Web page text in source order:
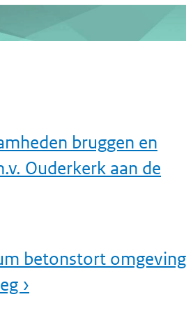
bruggen en
Ouderkerk aan de
betonstort omgeving
›